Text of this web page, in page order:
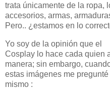
trata únicamente de la ropa,
accesorios, armas,
Pero.. ¿estamos en lo
Yo soy de la opinión que el
Cosplay lo hace cada quien
manera; sin embargo,
estas imágenes me pregunté
mismo :